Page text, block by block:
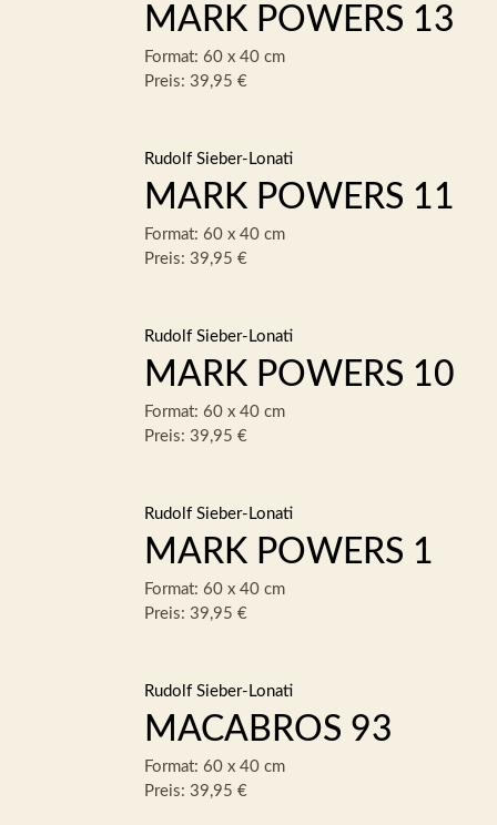
MARK POWERS 13
Format: 60 x 40 cm
Preis: 39,95 €
Rudolf Sieber-Lonati
MARK POWERS 11
Format: 60 x 40 cm
Preis: 39,95 €
Rudolf Sieber-Lonati
MARK POWERS 10
Format: 60 x 40 cm
Preis: 39,95 €
Rudolf Sieber-Lonati
MARK POWERS 1
Format: 60 x 40 cm
Preis: 39,95 €
Rudolf Sieber-Lonati
MACABROS 93
Format: 60 x 40 cm
Preis: 39,95 €